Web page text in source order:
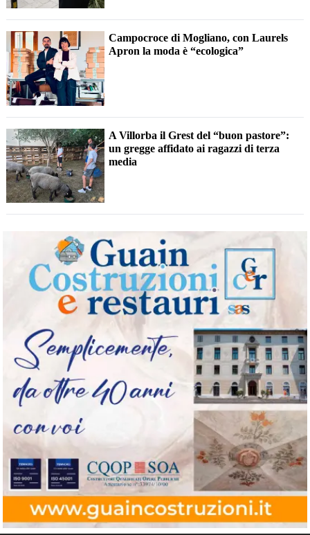
Campocroce di Mogliano, con Laurels
Apron la moda è “ecologica”
A Villorba il Grest del “buon pastore”:
un gregge affidato ai ragazzi di terza
media